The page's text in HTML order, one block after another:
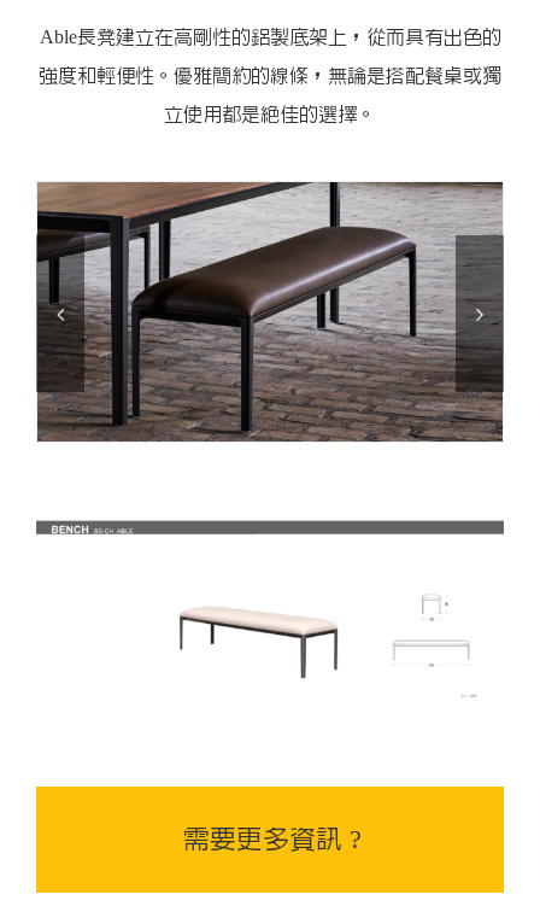
Able長凳建立在高剛性的鋁製底架上，從而具有出色的
強度和輕便性。優雅簡約的線條，無論是搭配餐桌或獨
立使用都是絕佳的選擇。
需要更多資訊 ?